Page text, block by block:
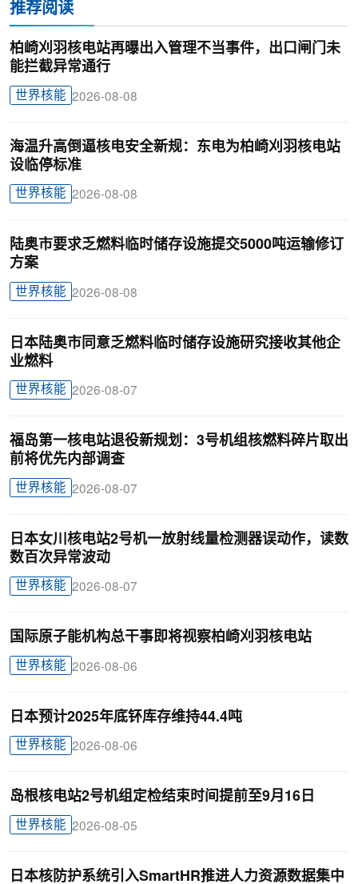
推荐阅读
柏崎刈羽核电站再曝出入管理不当事件，出口闸门未
能拦截异常通行
世界核能 2026-08-08
海温升高倒逼核电安全新规：东电为柏崎刈羽核电站
设临停标准
世界核能 2026-08-08
陆奥市要求乏燃料临时储存设施提交5000吨运输修订
方案
世界核能 2026-08-08
日本陆奥市同意乏燃料临时储存设施研究接收其他企
业燃料
世界核能 2026-08-07
福岛第一核电站退役新规划：3号机组核燃料碎片取出
前将优先内部调查
世界核能 2026-08-07
日本女川核电站2号机一放射线量检测器误动作，读数
数百次异常波动
世界核能 2026-08-07
国际原子能机构总干事即将视察柏崎刈羽核电站
世界核能 2026-08-06
日本预计2025年底钚库存维持44.4吨
世界核能 2026-08-06
岛根核电站2号机组定检结束时间提前至9月16日
世界核能 2026-08-05
日本核防护系统引入SmartHR推进人力资源数据集中